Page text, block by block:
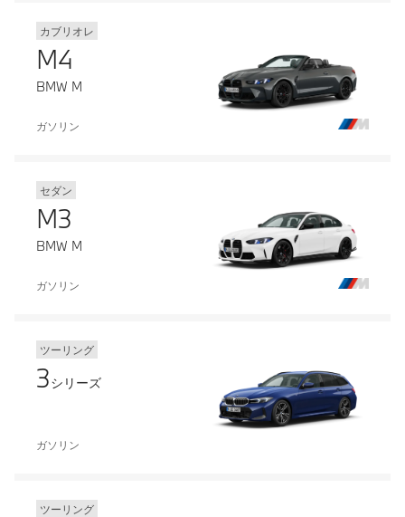
カブリオレ
M4
BMW M
ガソリン
セダン
M3
BMW M
ガソリン
ツーリング
3シリーズ
ガソリン
ツーリング